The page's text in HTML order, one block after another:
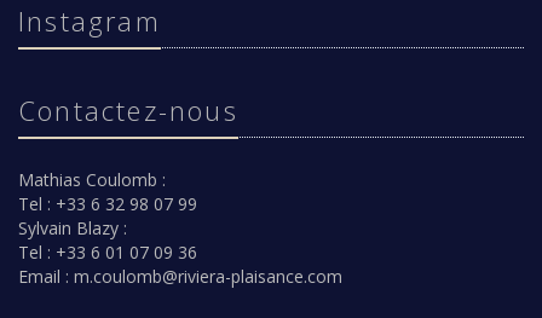
Instagram
Contactez-nous
Mathias Coulomb :
Tel : +33 6 32 98 07 99
Sylvain Blazy :
Tel : +33 6 01 07 09 36
Email : m.coulomb@riviera-plaisance.com